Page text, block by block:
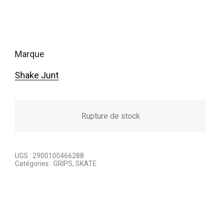
marque
Shake Junt
Rupture de stock
UGS : 2900100466288
Catégories : GRIPS, SKATE